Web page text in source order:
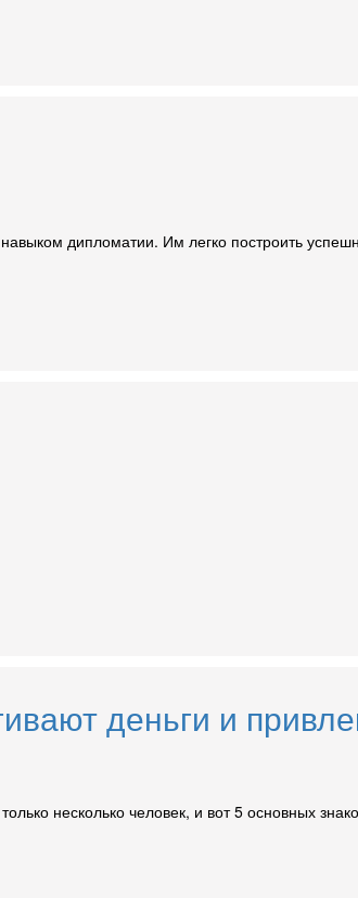
дипломатии. Им легко построить
деньги и
несколько человек, и вот 5 основных